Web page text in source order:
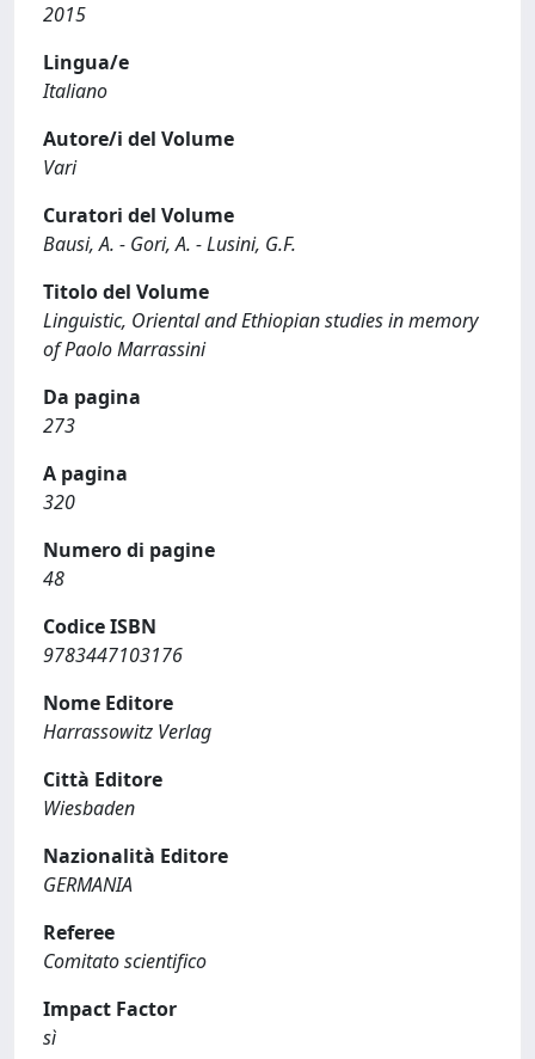
2015
Lingua/e
Italiano
Autore/i del Volume
Vari
Curatori del Volume
Bausi, A. - Gori, A. - Lusini, G.F.
Titolo del Volume
Linguistic, Oriental and Ethiopian studies in memory
of Paolo Marrassini
Da pagina
273
A pagina
320
Numero di pagine
48
Codice ISBN
9783447103176
Nome Editore
Harrassowitz Verlag
Città Editore
Wiesbaden
Nazionalità Editore
GERMANIA
Referee
Comitato scientifico
Impact Factor
sì